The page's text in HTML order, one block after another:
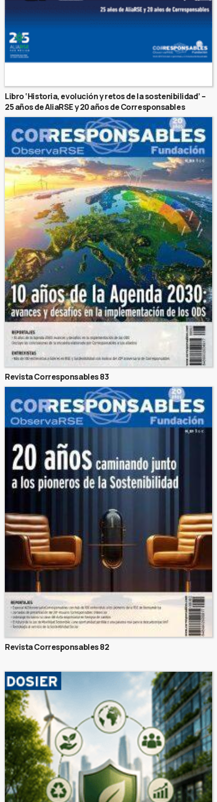
Libro ‘Historia, evolución y retos de la sostenibilidad’ –
25 años de AliaRSE y 20 años de Corresponsables
Revista Corresponsables 83
Revista Corresponsables 82